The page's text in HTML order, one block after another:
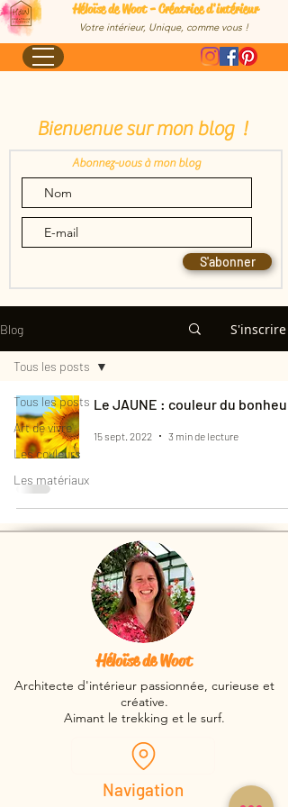
Héloïse de Woot - Créatrice d'intérieur
Votre intérieur, Unique, comme vous !
Bienvenue sur mon blog !
Abonnez-vous à mon blog
S'abonner
Blog S'inscrire
Tous les posts
Art de vivre
Les couleurs
Les matériaux
Tous les posts
Le JAUNE : couleur du bonheur
15 sept. 2022 3 min de lecture
Héloïse de Woot
Architecte d'intérieur passionnée, curieuse et
créative.
Aimant le trekking et le surf.
Navigation